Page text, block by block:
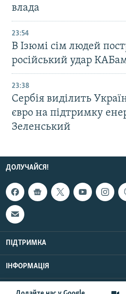
влада
23:54
В Ізюмі сім людей
російський удар
23:38
Сербія виділить
євро на підтримку
Зеленський
ДОЛУЧАЙСЯ!
ПІДТРИМКА
ІНФОРМАЦІЯ
© Радіо Свобода,
UTC+3